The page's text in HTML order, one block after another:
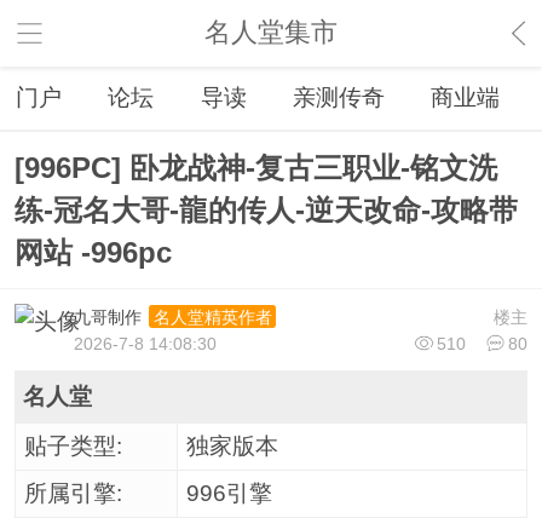
名人堂集市
门户 论坛 导读 亲测传奇 商业端
[996PC] 卧龙战神-复古三职业-铭文洗
练-冠名大哥-龍的传人-逆天改命-攻略带
网站 -996pc
楼主
九哥制作
名人堂精英作者
510
80
2026-7-8 14:08:30
名人堂
贴子类型:
独家版本
所属引擎:
996引擎